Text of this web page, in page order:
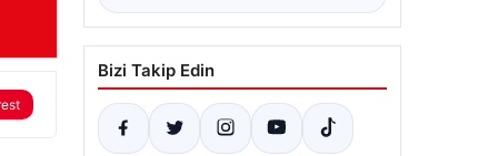
Bizi Takip Edin